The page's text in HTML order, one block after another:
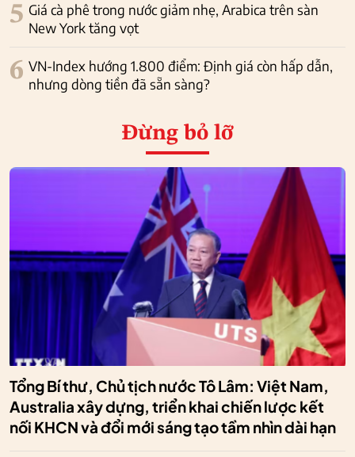
5 Giá cà phê trong nước giảm nhẹ, Arabica trên sàn
New York tăng vọt
6 VN-Index hướng 1.800 điểm: Định giá còn hấp dẫn,
nhưng dòng tiền đã sẵn sàng?
Đừng bỏ lỡ
Tổng Bí thư, Chủ tịch nước Tô Lâm: Việt Nam,
Australia xây dựng, triển khai chiến lược kết
nối KHCN và đổi mới sáng tạo tầm nhìn dài hạn